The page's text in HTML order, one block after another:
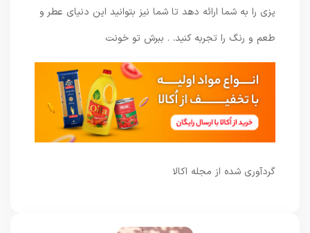
پزی را به شما ارائه دهد تا شما نیز بتوانید این دنیای عطر و
طعم و رنگ را تجربه کنید. . ببرش تو خونت
گردآوری شده از مجله اکالا